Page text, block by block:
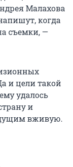
Малахова
когда
съемки, —
и цели такой
удалось
и
вживую.